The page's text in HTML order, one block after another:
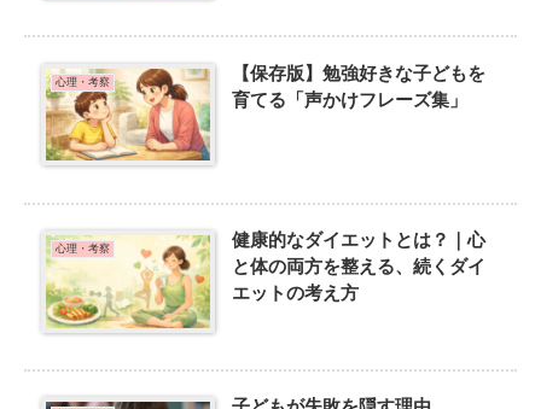
心理・考察
【保存版】勉強好きな子どもを
育てる「声かけフレーズ集」
心理・考察
健康的なダイエットとは？｜心
と体の両方を整える、続くダイ
エットの考え方